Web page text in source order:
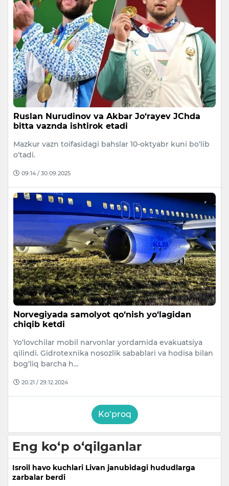
Ruslan Nurudinov va Akbar Jo‘rayev JChda
bitta vaznda ishtirok etadi
Mazkur vazn toifasidagi bahslar 10-oktyabr kuni bo‘lib
o‘tadi.
09:14 / 30.09.2025
Norvegiyada samolyot qo‘nish yo‘lagidan
chiqib ketdi
Yo‘lovchilar mobil narvonlar yordamida evakuatsiya
qilindi. Gidrotexnika nosozlik sabablari va hodisa bilan
bog‘liq barcha h…
20:21 / 29.12.2024
Ko‘proq
Eng ko‘p o‘qilganlar
Isroil havo kuchlari Livan janubidagi hududlarga
zarbalar berdi